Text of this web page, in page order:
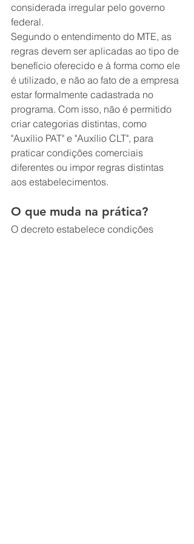
considerada irregular pelo governo
federal.
Segundo o entendimento do MTE, as
regras devem ser aplicadas ao tipo de
benefício oferecido e à forma como ele
é utilizado, e não ao fato de a empresa
estar formalmente cadastrada no
programa. Com isso, não é permitido
criar categorias distintas, como
"Auxílio PAT" e "Auxílio CLT", para
praticar condições comerciais
diferentes ou impor regras distintas
aos estabelecimentos.
O que muda na prática?
O decreto estabelece condições